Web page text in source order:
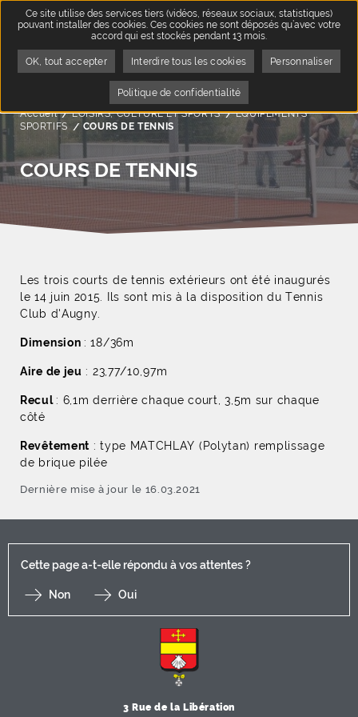
Accueil LOISIRS, CULTURE ET SPORTS
ÉQUIPEMENTS
SPORTIFS
Page active :
COURS DE TENNIS
COURS DE TENNIS
Les trois courts de tennis extérieurs ont été inaugurés
le 14 juin 2015. Ils sont mis à la disposition du Tennis
Club d'Augny.
Dimension : 18/36m
Aire de jeu : 23,77/10,97m
Recul : 6,1m derrière chaque court, 3,5m sur chaque
côté
Revêtement : type MATCHLAY (Polytan) remplissage
de brique pilée
Dernière mise à jour le 16.03.2021
Cette page a-t-elle répondu à vos attentes ?
Non Oui
3 Rue de la Libération
Ce site utilise des services tiers (vidéos, réseaux sociaux, statistiques)
pouvant installer des cookies. Ces cookies ne sont déposés qu’avec votre
accord qui est stockés pendant 13 mois.
OK, tout accepter Interdire tous les cookies Personnaliser
Politique de confidentialité